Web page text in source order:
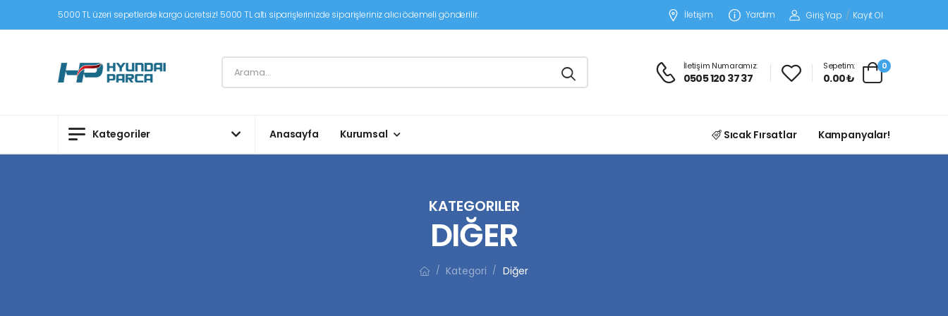
5000 TL üzeri sepetlerde kargo ücretsiz! 5000 TL altı siparişlerinizde siparişleriniz alıcı ödemeli gönderilir. İletişim Yardım Giriş Yap / Kayıt Ol
İletişim Numaramız:
0505 120 37 37
Sepetim:
0.00 ₺
0
Kategoriler Anasayfa Kurumsal Sıcak Fırsatlar Kampanyalar!
KATEGORILER
DIĞER
/ Kategori / Diğer